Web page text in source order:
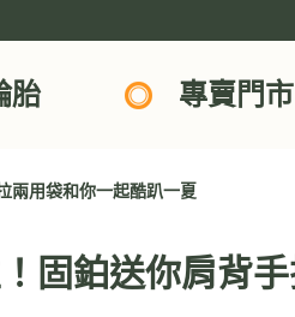
胎 專賣門市
兩用袋和你一起酷趴一夏
固鉑送你肩背